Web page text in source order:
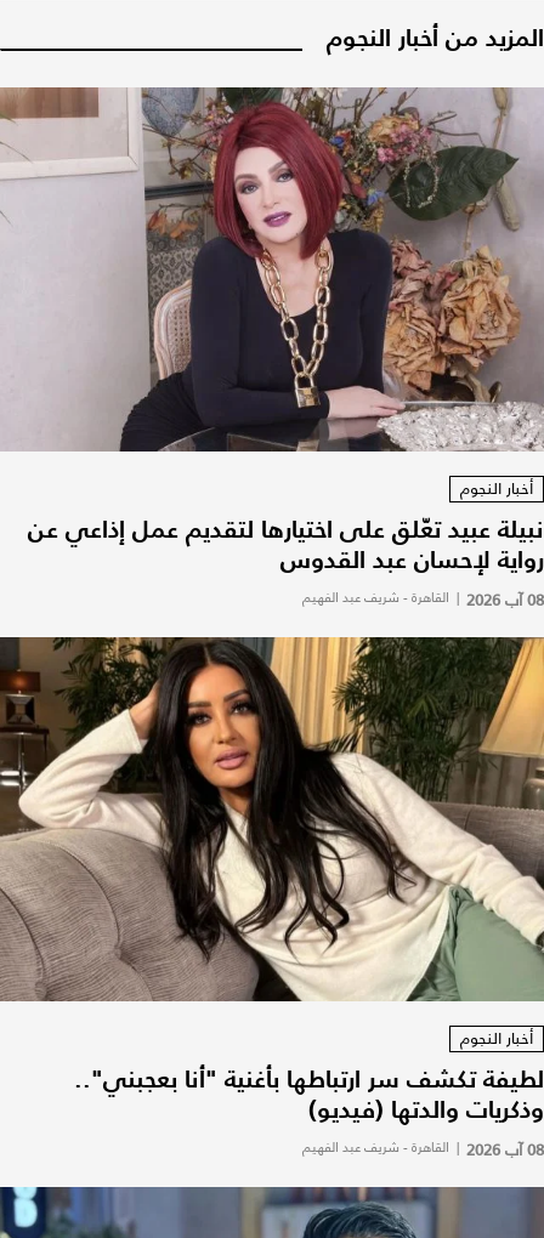
المزيد من أخبار النجوم
أخبار النجوم
نبيلة عبيد تعّلق على اختيارها لتقديم عمل إذاعي عن
رواية لإحسان عبد القدوس
08 آب 2026 | القاهرة - شريف عبد الفهيم
أخبار النجوم
لطيفة تكشف سر ارتباطها بأغنية "أنا بعجبني"..
وذكريات والدتها (فيديو)
08 آب 2026 | القاهرة - شريف عبد الفهيم